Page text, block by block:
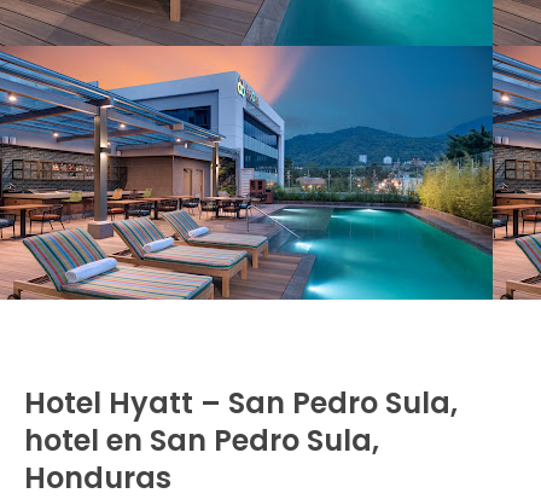
Hotel Hyatt – San Pedro Sula,
hotel en San Pedro Sula,
Honduras